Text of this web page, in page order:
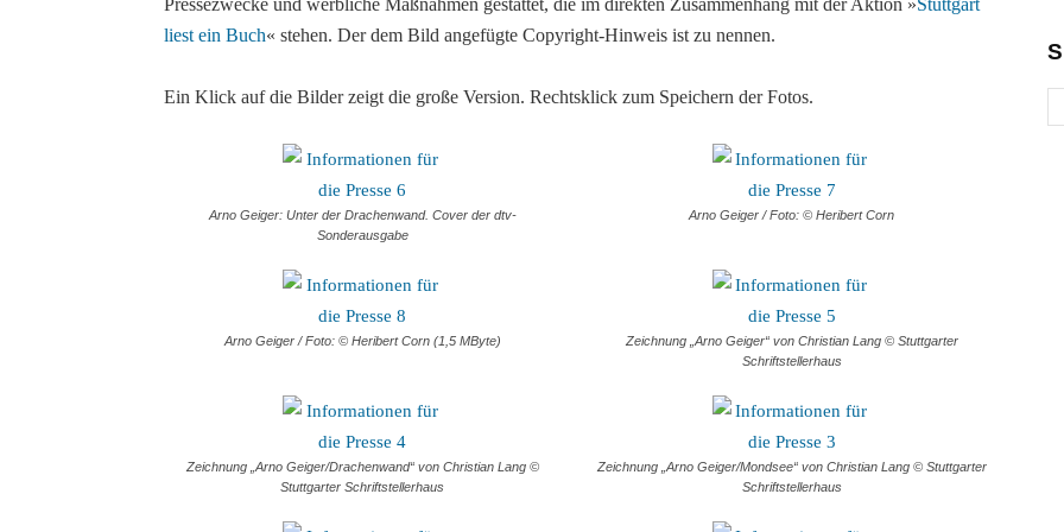
Pressezwecke und werbliche Maßnahmen gestattet, die im direkten Zusammenhang mit der Aktion »Stuttgart
liest ein Buch« stehen. Der dem Bild angefügte Copyright-Hinweis ist zu nennen.
Ein Klick auf die Bilder zeigt die große Version. Rechtsklick zum Speichern der Fotos.
Arno Geiger: Unter der Drachenwand. Cover der dtv-
Sonderausgabe
Arno Geiger / Foto: © Heribert Corn
Arno Geiger / Foto: © Heribert Corn (1,5 MByte)
Zeichnung „Arno Geiger“ von Christian Lang © Stuttgarter
Schriftstellerhaus
Zeichnung „Arno Geiger/Drachenwand“ von Christian Lang ©
Stuttgarter Schriftstellerhaus
Zeichnung „Arno Geiger/Mondsee“ von Christian Lang © Stuttgarter
Schriftstellerhaus